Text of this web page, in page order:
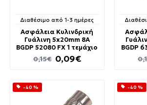
Διαθέσιμο από 1-3 ημέρες
Ασφάλεια Κυλινδρική
Γυάλινη 5x20mm 8A
BGDP 52080 FX 1 τεμάχιο
0,09€
0,15€
BGDP
-40 % -40 %